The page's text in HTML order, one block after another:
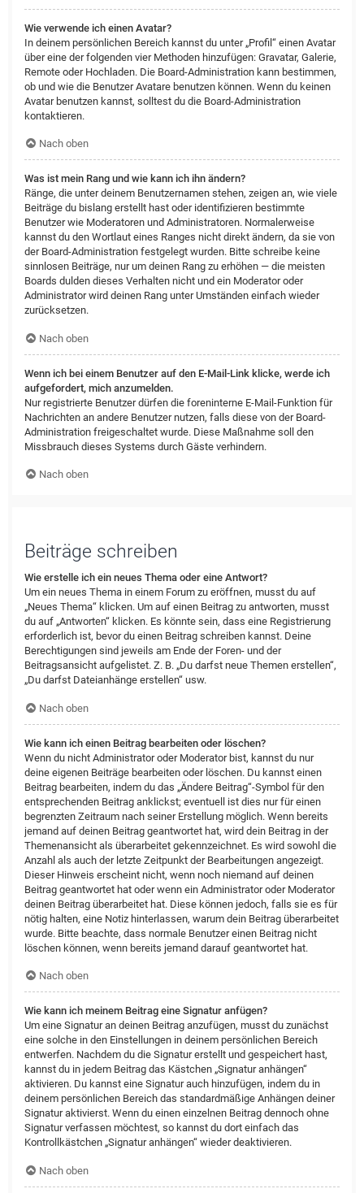
Wie verwende ich einen Avatar?
In deinem persönlichen Bereich kannst du unter „Profil“ einen Avatar
über eine der folgenden vier Methoden hinzufügen: Gravatar, Galerie,
Remote oder Hochladen. Die Board-Administration kann bestimmen,
ob und wie die Benutzer Avatare benutzen können. Wenn du keinen
Avatar benutzen kannst, solltest du die Board-Administration
kontaktieren.
Nach oben
Was ist mein Rang und wie kann ich ihn ändern?
Ränge, die unter deinem Benutzernamen stehen, zeigen an, wie viele
Beiträge du bislang erstellt hast oder identifizieren bestimmte
Benutzer wie Moderatoren und Administratoren. Normalerweise
kannst du den Wortlaut eines Ranges nicht direkt ändern, da sie von
der Board-Administration festgelegt wurden. Bitte schreibe keine
sinnlosen Beiträge, nur um deinen Rang zu erhöhen — die meisten
Boards dulden dieses Verhalten nicht und ein Moderator oder
Administrator wird deinen Rang unter Umständen einfach wieder
zurücksetzen.
Nach oben
Wenn ich bei einem Benutzer auf den E-Mail-Link klicke, werde ich
aufgefordert, mich anzumelden.
Nur registrierte Benutzer dürfen die foreninterne E-Mail-Funktion für
Nachrichten an andere Benutzer nutzen, falls diese von der Board-
Administration freigeschaltet wurde. Diese Maßnahme soll den
Missbrauch dieses Systems durch Gäste verhindern.
Nach oben
Beiträge schreiben
Wie erstelle ich ein neues Thema oder eine Antwort?
Um ein neues Thema in einem Forum zu eröffnen, musst du auf
„Neues Thema“ klicken. Um auf einen Beitrag zu antworten, musst
du auf „Antworten“ klicken. Es könnte sein, dass eine Registrierung
erforderlich ist, bevor du einen Beitrag schreiben kannst. Deine
Berechtigungen sind jeweils am Ende der Foren- und der
Beitragsansicht aufgelistet. Z. B. „Du darfst neue Themen erstellen“,
„Du darfst Dateianhänge erstellen“ usw.
Nach oben
Wie kann ich einen Beitrag bearbeiten oder löschen?
Wenn du nicht Administrator oder Moderator bist, kannst du nur
deine eigenen Beiträge bearbeiten oder löschen. Du kannst einen
Beitrag bearbeiten, indem du das „Ändere Beitrag“-Symbol für den
entsprechenden Beitrag anklickst; eventuell ist dies nur für einen
begrenzten Zeitraum nach seiner Erstellung möglich. Wenn bereits
jemand auf deinen Beitrag geantwortet hat, wird dein Beitrag in der
Themenansicht als überarbeitet gekennzeichnet. Es wird sowohl die
Anzahl als auch der letzte Zeitpunkt der Bearbeitungen angezeigt.
Dieser Hinweis erscheint nicht, wenn noch niemand auf deinen
Beitrag geantwortet hat oder wenn ein Administrator oder Moderator
deinen Beitrag überarbeitet hat. Diese können jedoch, falls sie es für
nötig halten, eine Notiz hinterlassen, warum dein Beitrag überarbeitet
wurde. Bitte beachte, dass normale Benutzer einen Beitrag nicht
löschen können, wenn bereits jemand darauf geantwortet hat.
Nach oben
Wie kann ich meinem Beitrag eine Signatur anfügen?
Um eine Signatur an deinen Beitrag anzufügen, musst du zunächst
eine solche in den Einstellungen in deinem persönlichen Bereich
entwerfen. Nachdem du die Signatur erstellt und gespeichert hast,
kannst du in jedem Beitrag das Kästchen „Signatur anhängen“
aktivieren. Du kannst eine Signatur auch hinzufügen, indem du in
deinem persönlichen Bereich das standardmäßige Anhängen deiner
Signatur aktivierst. Wenn du einen einzelnen Beitrag dennoch ohne
Signatur verfassen möchtest, so kannst du dort einfach das
Kontrollkästchen „Signatur anhängen“ wieder deaktivieren.
Nach oben